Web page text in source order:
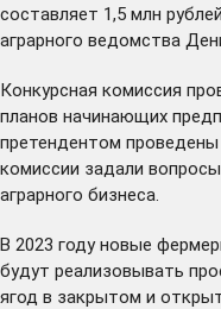
составляет 1,5 млн
аграрного ведомства
Конкурсная комиссия
планов начинающих
претендентом
комиссии задали
аграрного бизнеса.
В 2023 году новые
будут реализовывать
ягод в закрытом и